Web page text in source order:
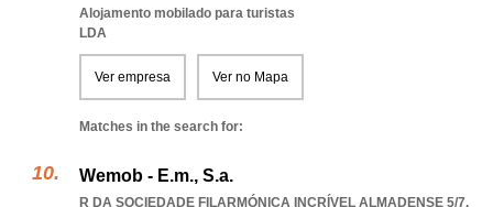
Alojamento mobilado para turistas
LDA
Ver empresa Ver no Mapa
Matches in the search for:
Wemob - E.m., S.a.
R DA SOCIEDADE FILARMÓNICA INCRÍVEL ALMADENSE 5/7,